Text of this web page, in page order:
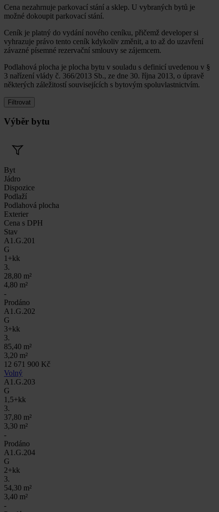
Cena nezahrnuje parkovací stání a sklep. U vybraných bytů je
možné dokoupit parkovací stání.
Ceník je platný do vydání nového ceníku, přičemž developer si
vyhrazuje právo tento ceník kdykoliv změnit, a to až do uzavření
závazné písemné rezervační smlouvy se zájemcem.
Podlahová plocha je plocha bytu v souladu s definicí uvedenou v §
3 nařízení vlády č. 366/2013 Sb., ze dne 30. října 2013, o úpravě
některých záležitostí souvisejících s bytovým spoluvlastnictvím.
Filtrovat
Výběr bytu
Byt
Jádro
Dispozice
Podlaží
Podlahová plocha
Exterier
Cena s DPH
Stav
A1.G.201
G
1+kk
3.
28,80 m²
4,80 m²
-
Prodáno
A1.G.202
G
3+kk
3.
85,40 m²
3,20 m²
12 671 900 Kč
Volný
A1.G.203
G
1,5+kk
3.
37,80 m²
3,30 m²
-
Prodáno
A1.G.204
G
2+kk
3.
54,30 m²
3,40 m²
-